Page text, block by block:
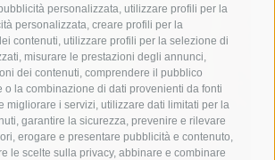
personalizzata, utilizzare profili per la
personalizzata, creare profili per la
contenuti, utilizzare profili per la selezione di
misurare le prestazioni degli annunci,
dei contenuti, comprendere il pubblico
o la combinazione di dati provenienti da fonti
migliorare i servizi, utilizzare dati limitati per la
garantire la sicurezza, prevenire e rilevare
erogare e presentare pubblicità e contenuto,
le scelte sulla privacy, abbinare e combinare